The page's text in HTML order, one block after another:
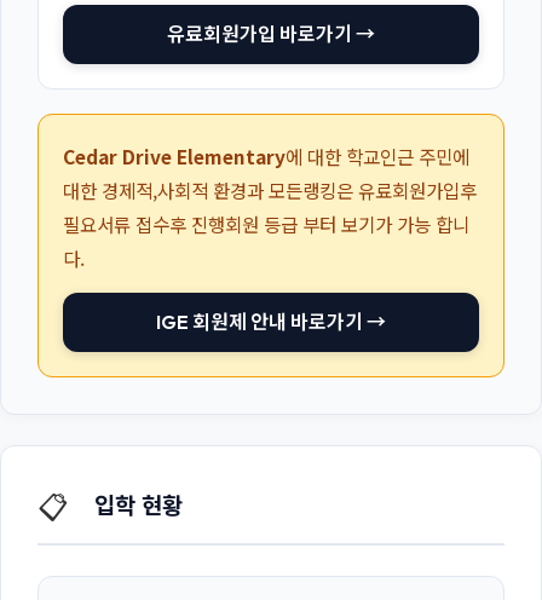
유료회원가입 바로가기 →
Cedar Drive Elementary에 대한 학교인근 주민에
대한 경제적,사회적 환경과 모든랭킹은 유료회원가입후
필요서류 접수후 진행회원 등급 부터 보기가 가능 합니
다.
IGE 회원제 안내 바로가기 →
📋 입학 현황